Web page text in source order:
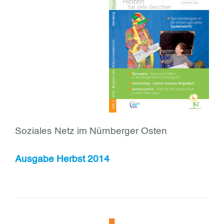
Soziales Netz im Nürnberger Osten
Ausgabe Herbst 2014